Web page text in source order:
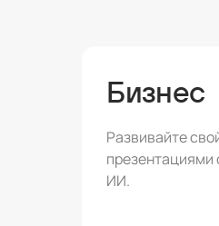
Бизнес
Развивайте
ИИ.